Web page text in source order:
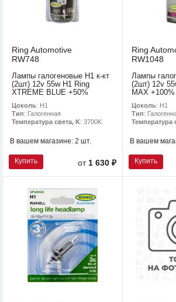
Ring Automotive
RW748
Лампы галогеновые H1 к-кт
(2шт) 12v 55w H1 Ring
XTREME BLUE +50%
Цоколь: H1
Тип: Галогенная
Температура света, K: 3700K
В вашем магазине: 2 шт.
Купить от 1 630 ₽
Ring
RW1048
Лампы
(2шт) 12v
MAX +100%
Цоколь: H1
Тип:
Температура
В вашем
Купить